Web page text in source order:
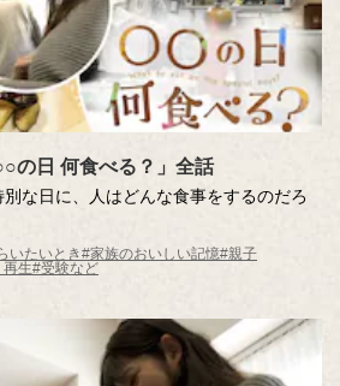
の日 何食べる？」全話
な日に、人はどんな食事をするのだろ
かもしれない。もしかしたら、ひとり
何年経ってもおぼえているはず。
３人に密着し「おいしい記憶」が生まれ
いたいとき#家族のおいしい記憶#親子
生#受験など